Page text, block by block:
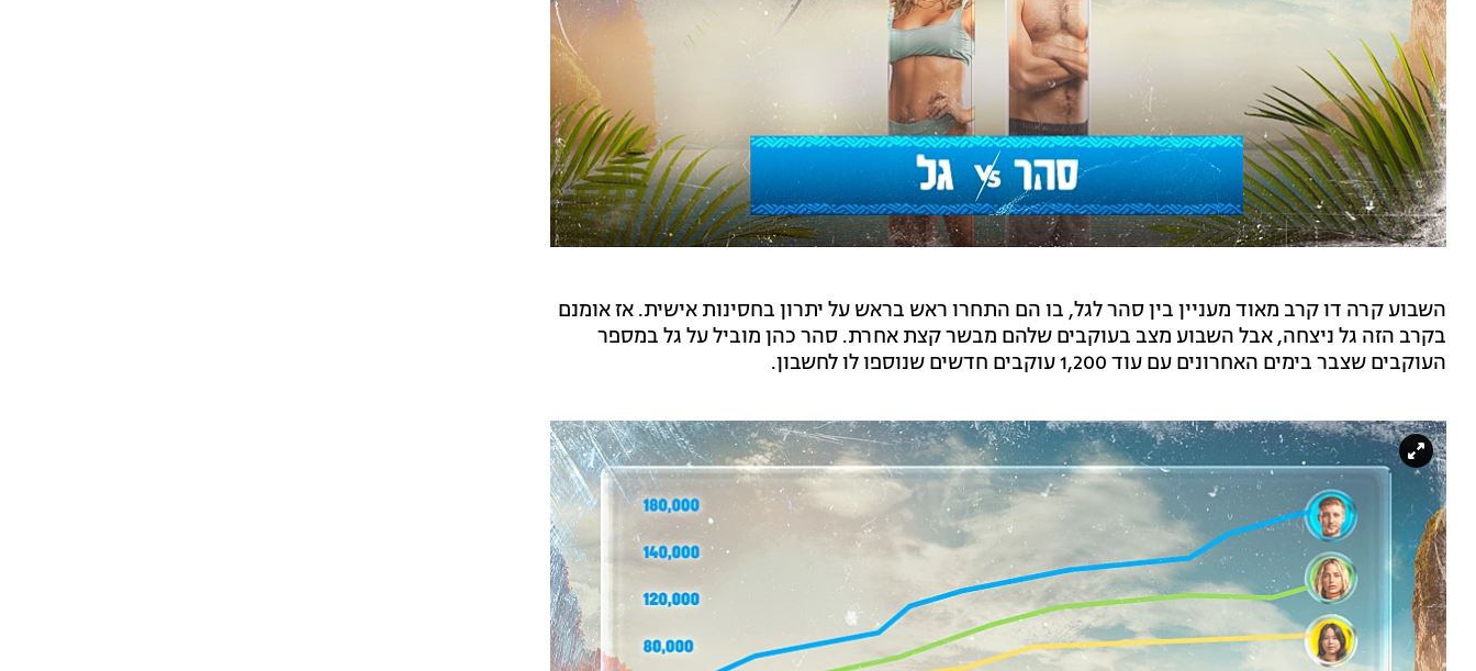
השבוע קרה דו קרב מאוד מעניין בין סהר לגל, בו הם התחרו ראש בראש על יתרון בחסינות אישית. אז אומנם
בקרב הזה גל ניצחה, אבל השבוע מצב בעוקבים שלהם מבשר קצת אחרת. סהר כהן מוביל על גל במספר
העוקבים שצבר בימים האחרונים עם עוד 1,200 עוקבים חדשים שנוספו לו לחשבון.